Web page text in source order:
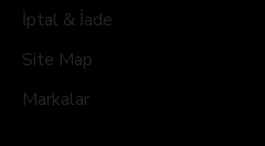
İptal & İade
Site Map
Markalar